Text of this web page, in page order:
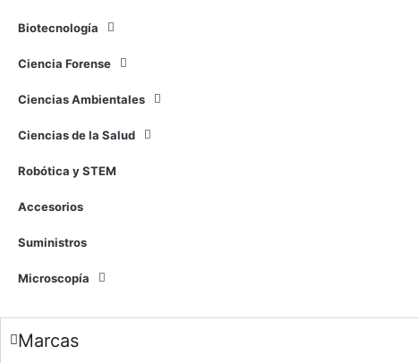
Biotecnología
Ciencia Forense
Ciencias Ambientales
Ciencias de la Salud
Robótica y STEM
Accesorios
Suministros
Microscopía
Marcas